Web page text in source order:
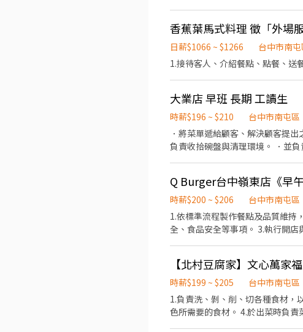
香蕉葉馬式料理 徵「外場服
日薪$1066 ~ $1266
台中市南屯
1.接待客人、介紹餐點、點餐、送
大業店 早班 長期 工讀生
時薪$196 ~ $210
台中市南屯區
．將菜單遞給顧客、解決顧客提出之疑問，並給予餐點上的建議。
負責收拾碗盤與清理環境。 ．並負責結帳、收銀等工作。 ．負責清理工作環境、設備和餐具。 ．準備不同餐點所需要的食材。
Q Burger台中嶺東店《早
時薪$200 ~ $206
台中市南屯區
1.依標準流程製作餐點及品質維持
全、食品安全等事項。 3.執行開店與
【北村豆腐家】文心萬家
時薪$199 ~ $205
台中市南屯區
1.負責洗、剝、削、切各種食材，
色所需要的食材。 4.於出菜時負責